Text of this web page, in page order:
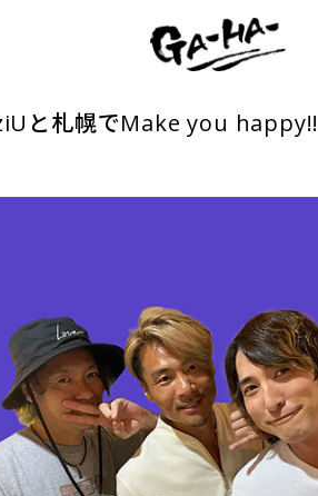
と札幌でMake you happy!!